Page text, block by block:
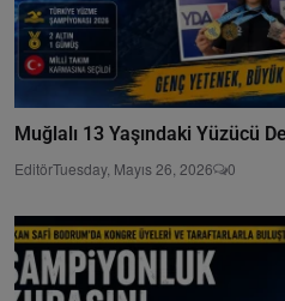
Muğlalı 13 Yaşındaki Yüzücü
EditörTuesday, Mayıs 26, 2026 0